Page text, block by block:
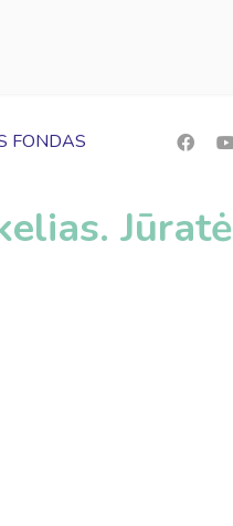
FONDAS
Jūratė